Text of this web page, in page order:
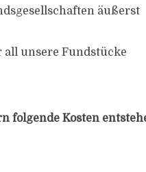
äußerst
all unsere Fundstücke
folgende Kosten